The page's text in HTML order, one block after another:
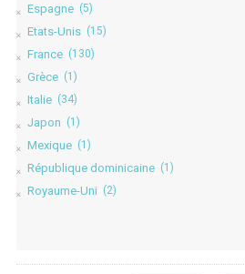
Espagne (5)
Etats-Unis (15)
France (130)
Grèce (1)
Italie (34)
Japon (1)
Mexique (1)
République dominicaine (1)
Royaume-Uni (2)